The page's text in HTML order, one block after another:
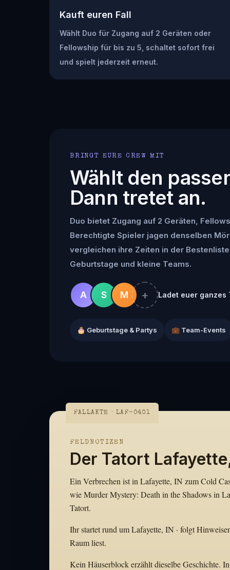
Kauft euren Fall
Wählt Duo für Zugang auf 2 Geräten oder
Fellowship für bis zu 5, schaltet sofort frei
und spielt jederzeit erneut.
BRINGT EURE CREW MIT
Wählt den
Dann tretet an.
Duo bietet Zugang auf 2 Geräten,
Berechtigte Spieler jagen denselben
vergleichen ihre Zeiten in der Bestenliste
Geburtstage und kleine Teams.
A S M + Ladet euer ganzes
🎂 Geburtstage & Partys 💼 Team-Events
FALLAKTE · LAF-0401
FELDNOTIZEN
Der Tatort
Ein Verbrechen ist in Lafayette, IN zum Cold
wie Murder Mystery: Death in the Shadows in
Tatort.
Ihr startet rund um Lafayette, IN · folgt
Raum liest.
Kein Häuserblock erzählt dieselbe Geschichte.